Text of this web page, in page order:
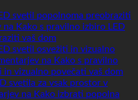
svetil popolnoma preobraziti
na Kako s pravilno izbiro LED
vaš dom
svetil osvežiti in vizualno
na Kako s pravilno
in vizualno povečati vaš dom
svetila za vsak prostor v
na Kako izbrati popolna